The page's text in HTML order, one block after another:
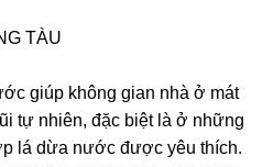
TÀU
giúp không gian nhà ở mát
tự nhiên, đặc biệt là ở những
lá dừa nước được yêu thích.